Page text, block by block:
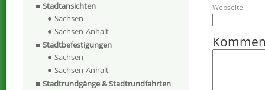
Webseite
Stadtansichten
Sachsen
Sachsen-Anhalt
Stadtbefestigungen
Sachsen
Sachsen-Anhalt
Stadtrundgänge & Stadtrundfahrten